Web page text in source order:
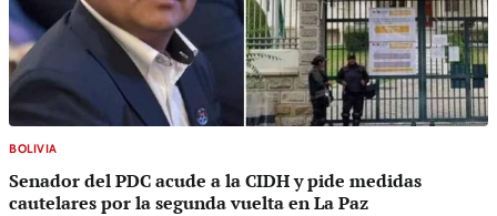
BOLIVIA
Senador del PDC acude a la CIDH y pide medidas
cautelares por la segunda vuelta en La Paz